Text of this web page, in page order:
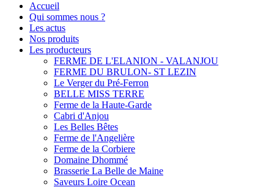
Accueil
Qui sommes nous ?
Les actus
Nos produits
Les producteurs
FERME DE L'ELANION - VALANJOU
FERME DU BRULON- ST LEZIN
Le Verger du Pré-Ferron
BELLE MISS TERRE
Ferme de la Haute-Garde
Cabri d'Anjou
Les Belles Bêtes
Ferme de l'Angelière
Ferme de la Corbiere
Domaine Dhommé
Brasserie La Belle de Maine
Saveurs Loire Ocean